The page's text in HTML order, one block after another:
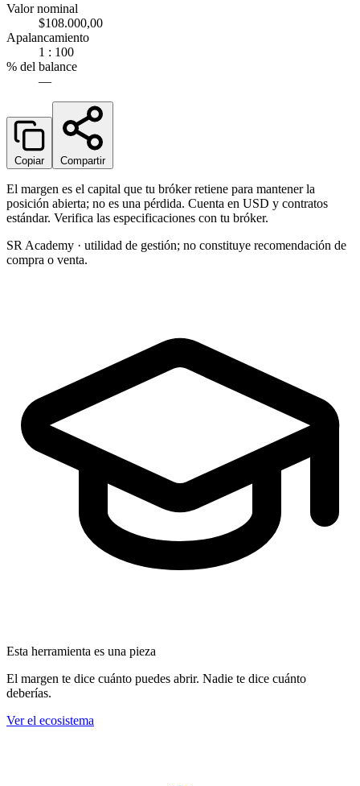
Valor nominal
$108.000,00
Apalancamiento
1 : 100
% del balance
—
Copiar Compartir
El margen es el capital que tu bróker retiene para mantener la
posición abierta; no es una pérdida. Cuenta en USD y contratos
estándar. Verifica las especificaciones con tu bróker.
SR Academy · utilidad de gestión; no constituye recomendación de
compra o venta.
Esta herramienta es una pieza
El margen te dice cuánto puedes abrir. Nadie te dice cuánto
deberías.
Ver el ecosistema